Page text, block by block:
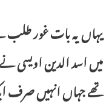
یہاں یہ بات غور طلب
میں اسد الدین اویسی
تھے جہاں انہیں صرف